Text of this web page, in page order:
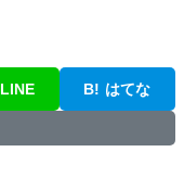
LINE B! はてな